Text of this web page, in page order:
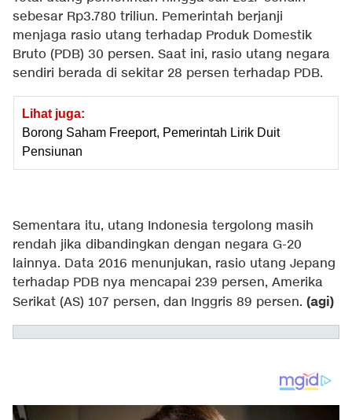
sebesar Rp3.780 triliun. Pemerintah berjanji
menjaga rasio utang terhadap Produk Domestik
Bruto (PDB) 30 persen. Saat ini, rasio utang negara
sendiri berada di sekitar 28 persen terhadap PDB.
Lihat juga:
Borong Saham Freeport, Pemerintah Lirik Duit
Pensiunan
Sementara itu, utang Indonesia tergolong masih
rendah jika dibandingkan dengan negara G-20
lainnya. Data 2016 menunjukan, rasio utang Jepang
terhadap PDB nya mencapai 239 persen, Amerika
Serikat (AS) 107 persen, dan Inggris 89 persen. (agi)